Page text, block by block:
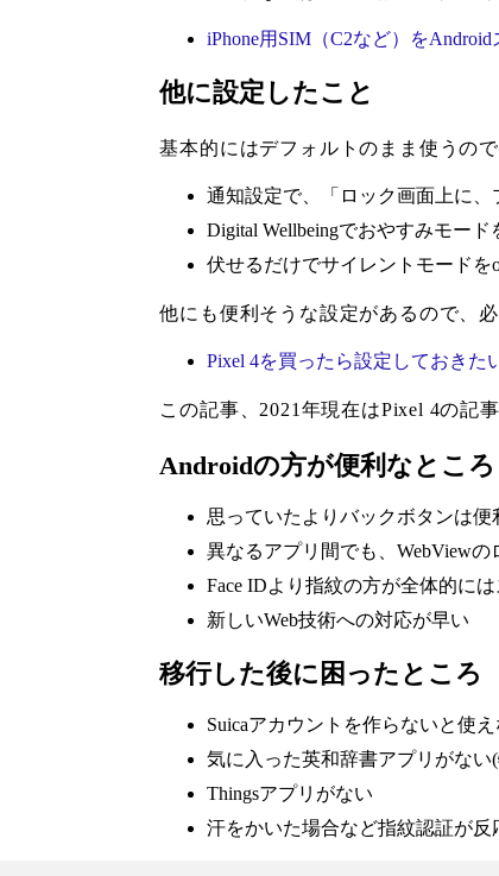
iPhone用SIM（C2など）を
他に設定したこと
基本的にはデフォルトのまま使うの
通知設定で、「ロック画面上に
Digital Wellbeingでおやすみモード
伏せるだけでサイレントモードを
他にも便利そうな設定があるので、
Pixel 4を買ったら設定しておきた
この記事、2021年現在はPixel 4の記
Androidの方が便利なところ
思っていたよりバックボタンは便
異なるアプリ間でも、WebViewの
Face IDより指紋の方が全体的に
新しいWeb技術への対応が早い
移行した後に困ったところ
Suicaアカウントを作らないと使え
気に入った英和辞書アプリがな
Thingsアプリがない
汗をかいた場合など指紋認証が反